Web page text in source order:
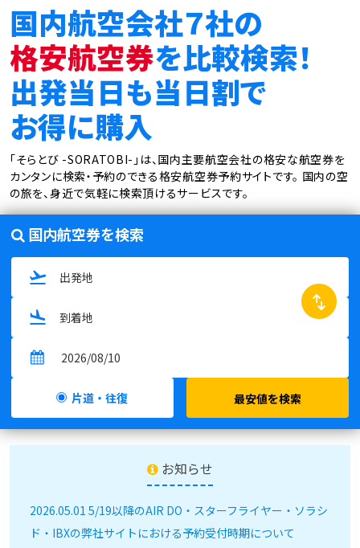
国内航空会社７社の
格安航空券を比較検索！
出発当日も当日割で
お得に購入
「そらとび -SORATOBI-」は、国内主要航空会社の格安な航空券を
カンタンに検索・予約のできる格安航空券予約サイトです。 国内の空
の旅を、身近で気軽に検索頂けるサービスです。
国内航空券を検索
swap_horiz
片道・往復 最安値を検索
お知らせ
2026.05.01 5/19以降のAIR DO・スターフライヤー・ソラシ
ド・IBXの弊社サイトにおける予約受付時期について